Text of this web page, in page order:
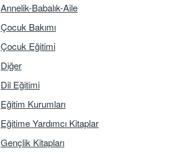
Annelik-Babalık-Aile
Çocuk Bakımı
Çocuk Eğitimi
Diğer
Dil Eğitimi
Eğitim Kurumları
Eğitime Yardımcı Kitaplar
Gençlik Kitapları